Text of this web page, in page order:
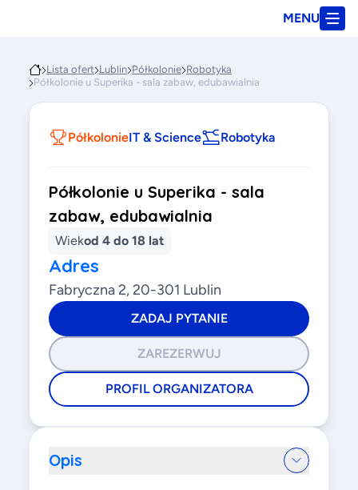
MENU
Lista ofert Lublin Półkolonie Robotyka
Półkolonie u Superika - sala zabaw, edubawialnia
PółkolonieIT & Science Robotyka
Półkolonie u Superika - sala
zabaw, edubawialnia
Wiekod 4 do 18 lat
Adres
Fabryczna 2, 20-301 Lublin
ZADAJ PYTANIE
ZAREZERWUJ
PROFIL ORGANIZATORA
Opis